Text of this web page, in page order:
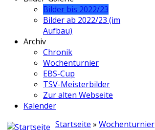
Bilder bis 2022/23
Bilder ab 2022/23 (im
Aufbau)
Archiv
Chronik
Wochenturnier
EBS-Cup
TSV-Meisterbilder
Zur alten Webseite
Kalender
Startseite » Wochenturnier